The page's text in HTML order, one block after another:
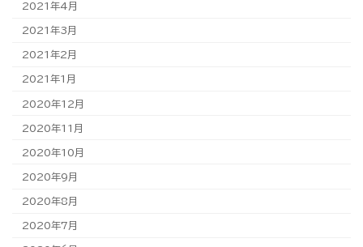
2021年4月
2021年3月
2021年2月
2021年1月
2020年12月
2020年11月
2020年10月
2020年9月
2020年8月
2020年7月